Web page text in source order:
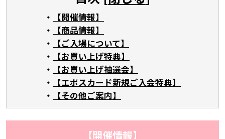
【開催情報】
【商品情報】
【ご入場について】
【お買い上げ特典】
【お買い上げ抽選会】
【エポスカード新規ご入会特典】
【その他ご案内】
【開催情報】